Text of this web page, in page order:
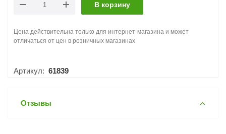
В корзину
Цена действительна только для интернет-магазина и может
отличаться от цен в розничных магазинах
Артикул: 61839
Отзывы